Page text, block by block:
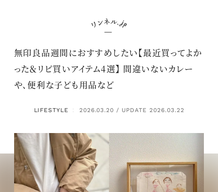
無印良品週間におすすめしたい【最近買ってよか
った＆リピ買いアイテム4選】 間違いないカレー
や、便利な子ども用品など
LIFESTYLE ： 2026.03.20 / UPDATE 2026.03.22